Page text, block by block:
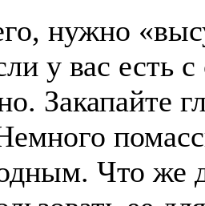
нужно
у вас есть
Закапайте
Что же